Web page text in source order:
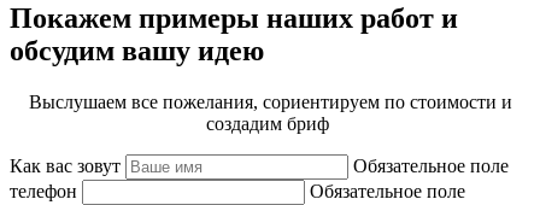
Покажем примеры наших работ и
обсудим вашу идею
Выслушаем все пожелания, сориентируем по стоимости и
создадим бриф
Как вас зовут
Обязательное поле
телефон
Обязательное поле